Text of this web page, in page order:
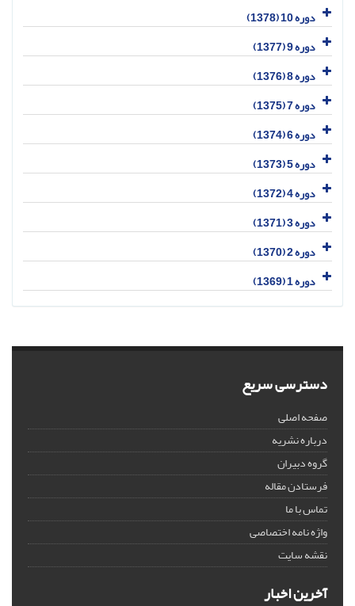
دوره 10 (1378)
دوره 9 (1377)
دوره 8 (1376)
دوره 7 (1375)
دوره 6 (1374)
دوره 5 (1373)
دوره 4 (1372)
دوره 3 (1371)
دوره 2 (1370)
دوره 1 (1369)
دسترسی سریع
صفحه اصلی
درباره نشریه
گروه دبیران
فرستادن مقاله
تماس با ما
واژه نامه اختصاصی
نقشه سایت
آخرین اخبار